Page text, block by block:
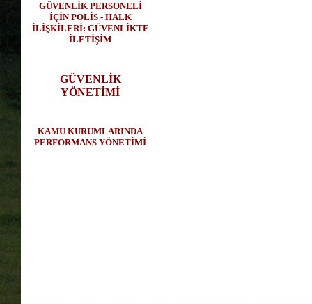
GÜVENLİK PERSONELİ
İÇİN POLİS - HALK
İLİŞKİLERİ: GÜVENLİKTE
İLETİŞİM
GÜVENLİK
YÖNETİMİ
KAMU KURUMLARINDA
PERFORMANS YÖNETİMİ